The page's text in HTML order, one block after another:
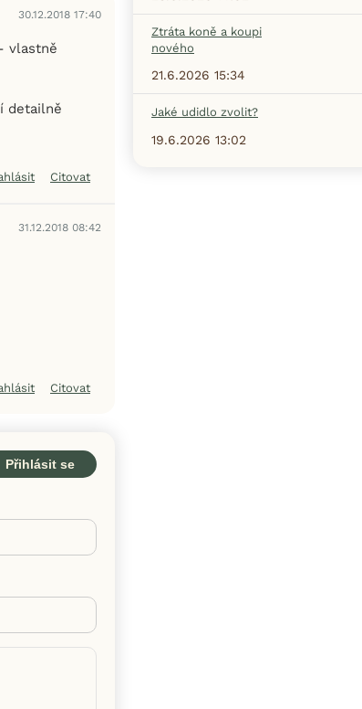
30.12.2018 17:40
vlastně
detailně
Citovat
31.12.2018 08:42
Citovat
Přihlásit se
Ztráta koně a koupi
nového
21.6.2026 15:34
Jaké udidlo zvolit?
19.6.2026 13:02